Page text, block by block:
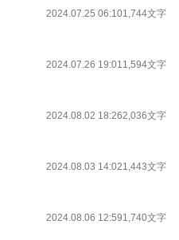
2024.07.25 06:101,744文字
2024.07.26 19:01 1,594文字
2024.08.02 18:262,036文字
2024.08.03 14:021,443文字
2024.08.06 12:591,740文字